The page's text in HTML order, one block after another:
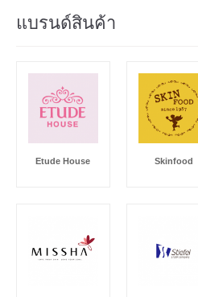
แบรนด์สินค้า
Etude House Skinfood